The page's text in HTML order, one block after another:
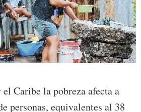
Caribe la pobreza afecta a
personas, equivalentes al 38